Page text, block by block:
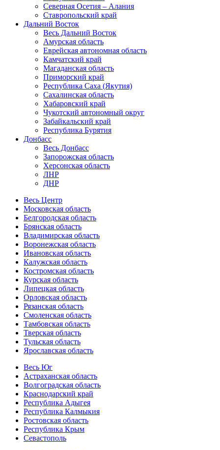
Северная Осетия – Алания
Ставропольский край
Дальний Восток
Весь Дальний Восток
Амурская область
Еврейская автономная область
Камчатский край
Магаданская область
Приморский край
Республика Саха (Якутия)
Сахалинская область
Хабаровский край
Чукотский автономный округ
Забайкальский край
Республика Бурятия
Донбасс
Весь Донбасс
Запорожская область
Херсонская область
ЛНР
ДНР
Весь Центр
Московская область
Белгородская область
Брянская область
Владимирская область
Воронежская область
Ивановская область
Калужская область
Костромская область
Курская область
Липецкая область
Орловская область
Рязанская область
Смоленская область
Тамбовская область
Тверская область
Тульская область
Ярославская область
Весь Юг
Астраханская область
Волгоградская область
Краснодарский край
Республика Адыгея
Республика Калмыкия
Ростовская область
Республика Крым
Севастополь